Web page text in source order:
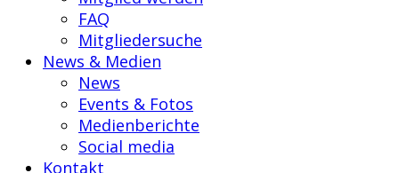
FAQ
Mitgliedersuche
News & Medien
News
Events & Fotos
Medienberichte
Social media
Kontakt